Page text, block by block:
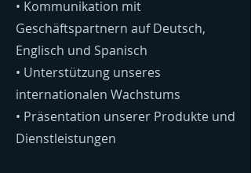
•⁠ ⁠Kommunikation mit
Geschäftspartnern auf Deutsch,
Englisch und Spanisch
•⁠ ⁠Unterstützung unseres
internationalen Wachstums
•⁠ ⁠Präsentation unserer Produkte und
Dienstleistungen